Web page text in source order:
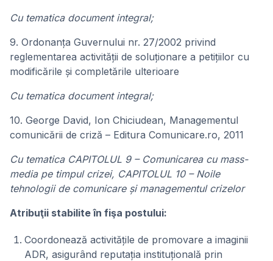
Cu tematica document integral;
9. Ordonanța Guvernului nr. 27/2002 privind
reglementarea activității de soluționare a petițiilor cu
modificările și completările ulterioare
Cu tematica document integral;
10. George David, Ion Chiciudean, Managementul
comunicării de criză – Editura Comunicare.ro, 2011
Cu tematica CAPITOLUL 9 – Comunicarea cu mass-
media pe timpul crizei, CAPITOLUL 10 – Noile
tehnologii de comunicare și managementul crizelor
Atribuţii stabilite în fişa postului:
Coordonează activitățile de promovare a imaginii
ADR, asigurând reputația instituțională prin